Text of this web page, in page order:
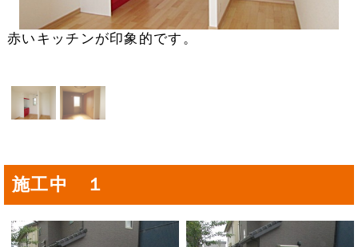
赤いキッチンが印象的です。
施工中 １